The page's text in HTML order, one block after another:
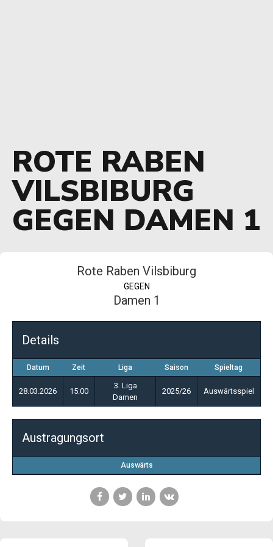
ROTE RABEN
VILSBIBURG
GEGEN DAMEN 1
Rote Raben Vilsbiburg
GEGEN
Damen 1
Details
Datum Zeit Liga Saison Spieltag
28.03.2026 15:00
3. Liga
Damen
2025/26 Auswärtsspiel
Austragungsort
Auswärts